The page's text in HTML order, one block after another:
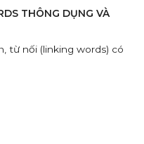
THÔNG DỤNG VÀ
từ nối (linking words) có